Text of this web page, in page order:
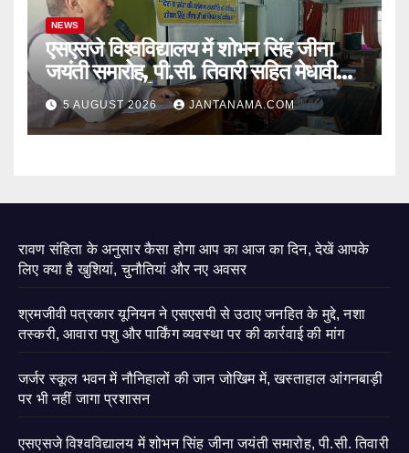
NEWS
एसएसजे विश्वविद्यालय में शोभन सिंह जीना
जयंती समारोह, पी.सी. तिवारी सहित मेधावी
छात्र हुए सम्मानित
5 AUGUST 2026 JANTANAMA.COM
रावण संहिता के अनुसार कैसा होगा आप का आज का दिन, देखें आपके
लिए क्या है खुशियां, चुनौतियां और नए अवसर
श्रमजीवी पत्रकार यूनियन ने एसएसपी से उठाए जनहित के मुद्दे, नशा
तस्करी, आवारा पशु और पार्किंग व्यवस्था पर की कार्रवाई की मांग
जर्जर स्कूल भवन में नौनिहालों की जान जोखिम में, खस्ताहाल आंगनबाड़ी
पर भी नहीं जागा प्रशासन
एसएसजे विश्वविद्यालय में शोभन सिंह जीना जयंती समारोह, पी.सी. तिवारी